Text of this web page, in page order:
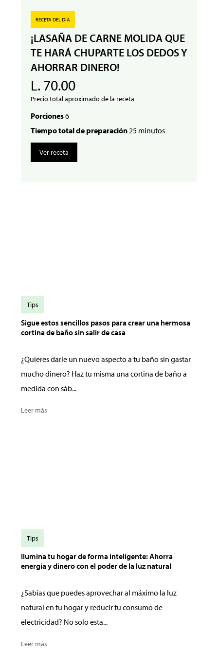
RECETA DEL DÍA
¡LASAÑA DE CARNE MOLIDA QUE
TE HARÁ CHUPARTE LOS DEDOS Y
AHORRAR DINERO!
L. 70.00
Precio total aproximado de la receta
Porciones6
Tiempo total de preparación25 minutos
Ver receta
Sigue estos sencillos pasos para crear una hermosa
cortina de baño sin salir de casa
¿Quieres darle un nuevo aspecto a tu baño sin gastar
mucho dinero? Haz tu misma una cortina de baño a
medida con sáb...
Leer más
Tips
Ilumina tu hogar de forma inteligente: Ahorra
energía y dinero con el poder de la luz natural
¿Sabías que puedes aprovechar al máximo la luz
natural en tu hogar y reducir tu consumo de
electricidad? No solo esta...
Leer más
Tips